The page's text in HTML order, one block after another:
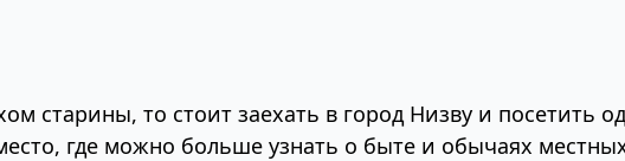
старины, то стоит заехать в город Низву и посетить
где можно больше узнать о быте и обычаях